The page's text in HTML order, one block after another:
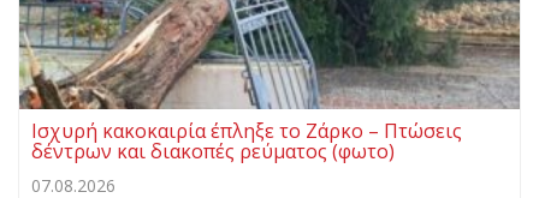
Ισχυρή κακοκαιρία έπληξε το Ζάρκο – Πτώσεις
δέντρων και διακοπές ρεύματος (φωτο)
07.08.2026